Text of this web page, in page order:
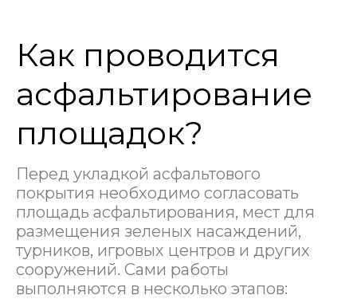
Как проводится
асфальтирование
площадок?
Перед укладкой асфальтового
покрытия необходимо согласовать
площадь асфальтирования, мест для
размещения зеленых насаждений,
турников, игровых центров и других
сооружений. Сами работы
выполняются в несколько этапов: